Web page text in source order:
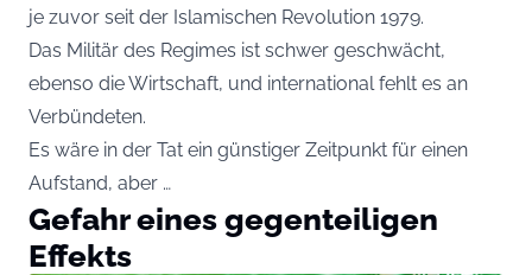
je zuvor seit der Islamischen Revolution 1979.
Das Militär des Regimes ist schwer geschwächt,
ebenso die Wirtschaft, und international fehlt es an
Verbündeten.
Es wäre in der Tat ein günstiger Zeitpunkt für einen
Aufstand, aber …
Gefahr eines gegenteiligen
Effekts